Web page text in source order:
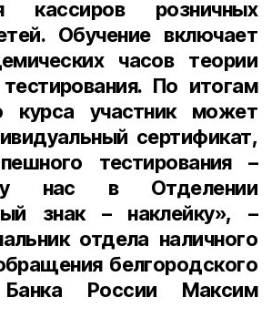
кассиров розничных
Обучение включает
часов теории
. По итогам
курса участник может
сертификат,
тестирования –
у нас в Отделении
знак – наклейку», –
отдела наличного
белгородского
Банка России Максим